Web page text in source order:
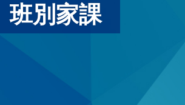
班別家課